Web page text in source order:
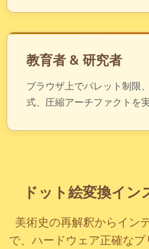
教育者 & 研究者
ブラウザ上でパレット制限
式、圧縮アーチファクトを実
ドット絵変換イ
美術史の再解釈からイン
で、ハードウェア正確な